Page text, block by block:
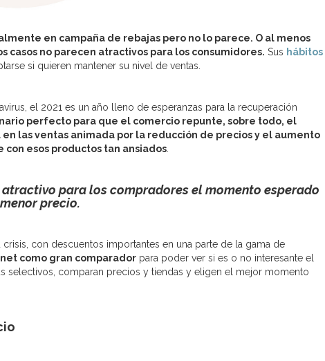
en campaña de rebajas pero no lo parece. O al menos
casos no parecen atractivos para los consumidores. Sus hábitos
si quieren mantener su nivel de ventas.
el 2021 es un año lleno de esperanzas para la recuperación
perfecto para que el comercio repunte, sobre todo, el
las ventas animada por la reducción de precios y el aumento
esos productos tan ansiados
para los compradores el momento esperado
precio.
con descuentos importantes en una parte de la gama de
como gran comparador para poder ver si es o no interesante el
selectivos, comparan precios y tiendas y eligen el mejor momento